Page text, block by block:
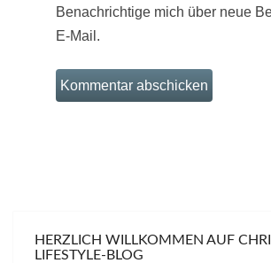
Benachrichtige mich über neue
E-Mail.
HERZLICH WILLKOMMEN AUF
LIFESTYLE-BLOG